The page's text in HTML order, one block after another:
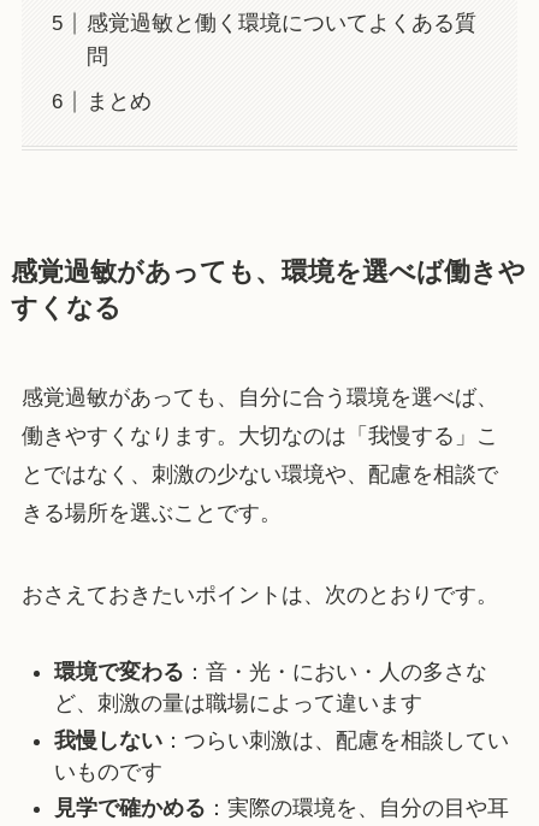
感覚過敏と働く環境についてよくある質
問
まとめ
感覚過敏があっても、環境を選べば働きや
すくなる
感覚過敏があっても、自分に合う環境を選べば、
働きやすくなります。大切なのは「我慢する」こ
とではなく、刺激の少ない環境や、配慮を相談で
きる場所を選ぶことです。
おさえておきたいポイントは、次のとおりです。
環境で変わる ：音・光・におい・人の多さな
ど、刺激の量は職場によって違います
我慢しない：つらい刺激は、配慮を相談してい
いものです
見学で確かめる ：実際の環境を、自分の目や耳